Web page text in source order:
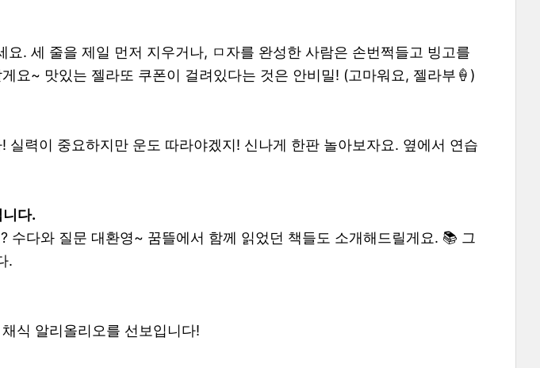
요. 세 줄을 제일 먼저 지우거나, ㅁ자를 완성한 사람은 손번쩍들고 빙고를
요~ 맛있는 젤라또 쿠폰이 걸려있다는 것은 안비밀! (고마워요, 젤라부🍦)
실력이 중요하지만 운도 따라야겠지! 신나게 한판 놀아보자요. 옆에서 연습
다.
수다와 질문 대환영~ 꿈뜰에서 함께 읽었던 책들도 소개해드릴게요. 📚 그
.
식 알리올리오를 선보입니다!